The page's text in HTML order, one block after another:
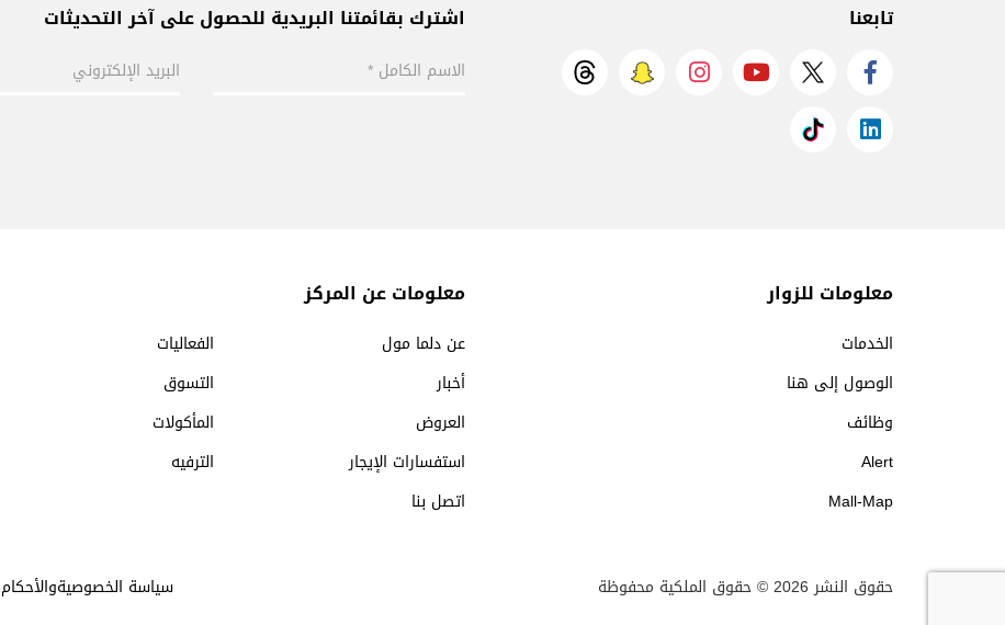
تابعنا اشترك بقائمتنا البريدية للحصول على آخر التحديثات
معلومات للزوار
الخدمات
الوصول إلى هنا
وظائف
Alert
Mall-Map
معلومات عن المركز
عن دلما مول
الفعاليات
أخبار
التسوق
العروض
المأكولات
استفسارات الإيجار
الترفيه
اتصل بنا
حقوق النشر 2026 © حقوق الملكية محفوظة سياسة الخصوصيةوالأحكام